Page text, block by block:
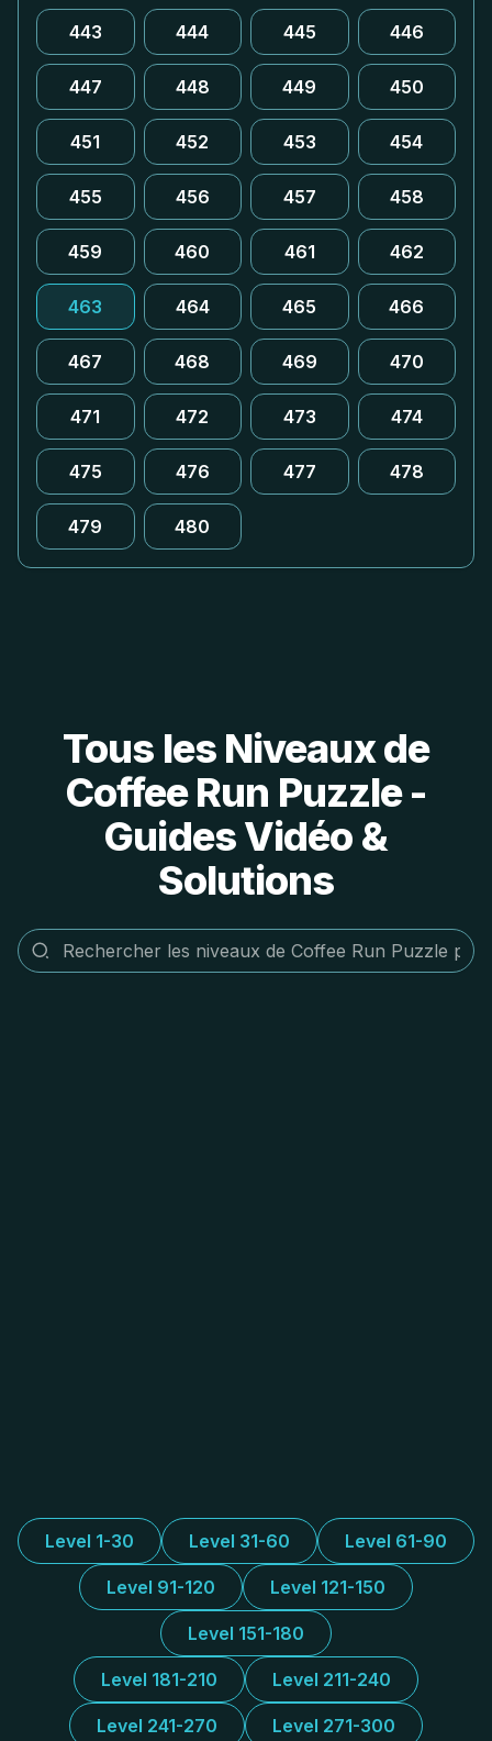
443 444 445 446
447 448 449 450
451 452 453 454
455 456 457 458
459 460 461 462
463 464 465 466
467 468 469 470
471 472 473 474
475 476 477 478
479 480
Tous les Niveaux de
Coffee Run Puzzle -
Guides Vidéo &
Solutions
Level 1-30 Level 31-60 Level 61-90
Level 91-120 Level 121-150
Level 151-180
Level 181-210 Level 211-240
Level 241-270 Level 271-300